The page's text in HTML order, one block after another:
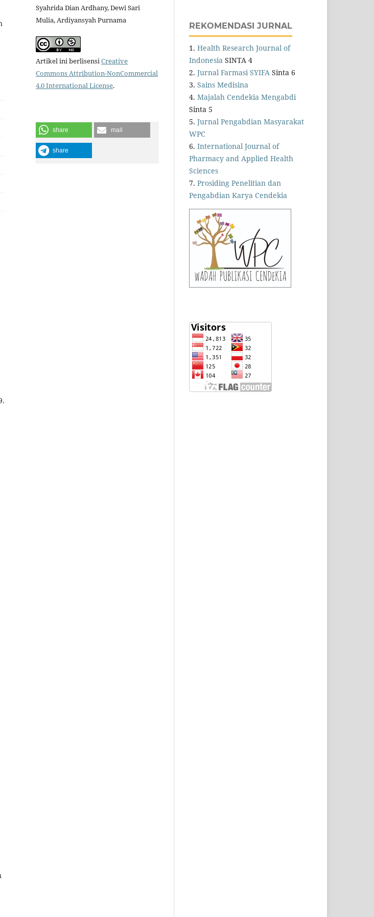
Syahrida Dian Ardhany, Dewi Sari
Mulia, Ardiyansyah Purnama
Artikel ini berlisensiCreative
Commons Attribution-NonCommercial
4.0 International License.
share mail
share
REKOMENDASI JURNAL
1. Health Research Journal of
Indonesia SINTA 4
2. Jurnal Farmasi SYIFA Sinta 6
3. Sains Medisina
4. Majalah Cendekia Mengabdi
Sinta 5
5. Jurnal Pengabdian Masyarakat
WPC
6. International Journal of
Pharmacy and Applied Health
Sciences
7. Prosiding Penelitian dan
Pengabdian Karya Cendekia